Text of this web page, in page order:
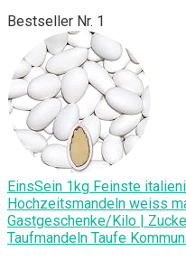
Bestseller Nr. 1
EinsSein 1kg Feinste
Hochzeitsmandeln weiss
Gastgeschenke/Kilo |
Taufmandeln Taufe